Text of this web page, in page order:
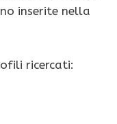
inserite nella
ricercati: